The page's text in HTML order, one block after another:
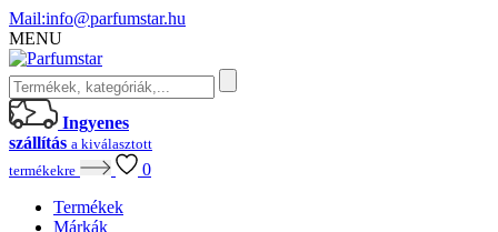
Mail:info@parfumstar.hu
MENU
Ingyenes
szállítás a kiválasztott
termékekre
0
Termékek
Márkák